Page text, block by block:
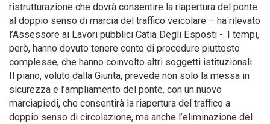
ristrutturazione che dovrà consentire la riapertura del ponte
al doppio senso di marcia del traffico veicolare – ha rilevato
l’Assessore ai Lavori pubblici Catia Degli Esposti -. I tempi,
però, hanno dovuto tenere conto di procedure piuttosto
complesse, che hanno coinvolto altri soggetti istituzionali.
Il piano, voluto dalla Giunta, prevede non solo la messa in
sicurezza e l’ampliamento del ponte, con un nuovo
marciapiedi, che consentirà la riapertura del traffico a
doppio senso di circolazione, ma anche l’eliminazione del